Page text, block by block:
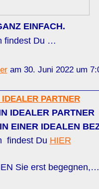
EINFACH.
findest Du …
am 30. Juni 2022 um
PARTNER
IDEALER PARTNER
EINER IDEALEN
findest Du HIER
Sie erst begegnen,…